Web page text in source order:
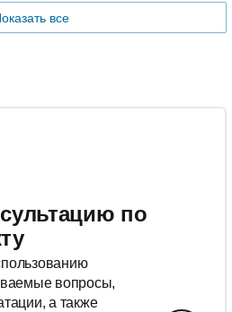
все
по
вопросы,
а также